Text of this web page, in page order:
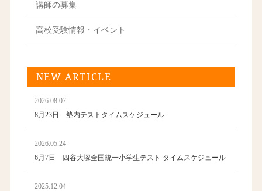
講師の募集
高校受験情報・イベント
NEW ARTICLE
2026.08.07
8月23日 塾内テストタイムスケジュール
2026.05.24
6月7日 四谷大塚全国統一小学生テスト タイムスケジュール
2025.12.04